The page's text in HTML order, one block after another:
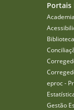
Portais
Biblioteca
eproc -
Gestão